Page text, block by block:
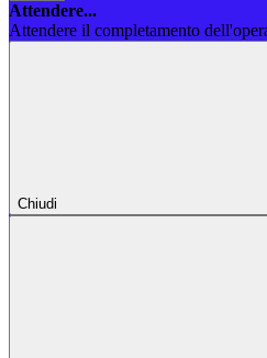
Attendere...
Attendere il completamento
Chiudi